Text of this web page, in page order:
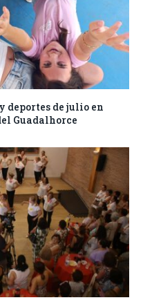
deportes de julio en
Guadalhorce